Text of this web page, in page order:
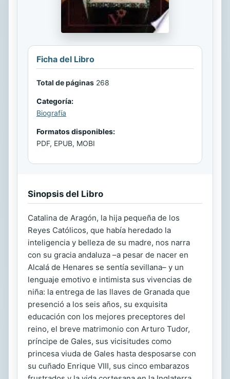
Ficha del Libro
Total de páginas 268
Categoría:
Biografía
Formatos disponibles:
PDF, EPUB, MOBI
Sinopsis del Libro
Catalina de Aragón, la hija pequeña de los
Reyes Católicos, que había heredado la
inteligencia y belleza de su madre, nos narra
con su gracia andaluza –a pesar de nacer en
Alcalá de Henares se sentía sevillana– y un
lenguaje emotivo e intimista sus vivencias de
niña: la entrega de las llaves de Granada que
presenció a los seis años, su exquisita
educación con los mejores preceptores del
reino, el breve matrimonio con Arturo Tudor,
príncipe de Gales, sus vicisitudes como
princesa viuda de Gales hasta desposarse con
su cuñado Enrique VIII, sus cinco embarazos